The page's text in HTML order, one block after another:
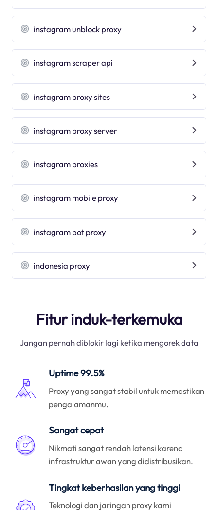
instagram unblock proxy
instagram scraper api
instagram proxy sites
instagram proxy server
instagram proxies
instagram mobile proxy
instagram bot proxy
indonesia proxy
Fitur induk-terkemuka
Jangan pernah diblokir lagi ketika mengorek data
Uptime 99.5%
Proxy yang sangat stabil untuk memastikan
pengalamanmu.
Sangat cepat
Nikmati sangat rendah latensi karena
infrastruktur awan yang didistribusikan.
Tingkat keberhasilan yang tinggi
Teknologi dan jaringan proxy kami